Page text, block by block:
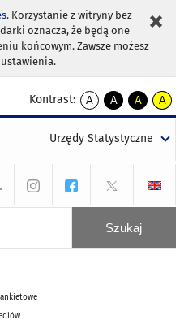
. Korzystanie z witryny bez
oznacza, że będą one
końcowym. Zawsze możesz
Kontrast:
A
kontrast
A
kontrast
tekst
czarnym
A
kontrast
tekst
czarnym
A
tekst
żółtym
Urzędy Statystyczne